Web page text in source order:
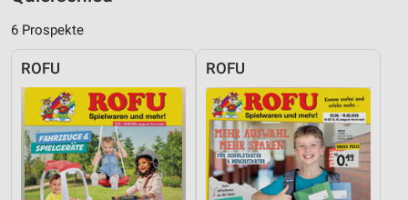
6 Prospekte
ROFU ROFU
Verwendung reduzierter Daten zur Auswahl von
IAB-Besonderheiten:
Verwendung genauer Standortdaten
Geräte anhand von aktiv angeforderten
Informationen identifizieren
Nicht-IAB-Verarbeitungszwecke: